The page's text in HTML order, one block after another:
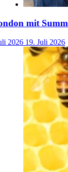
mit
2026 19. Juli 2026